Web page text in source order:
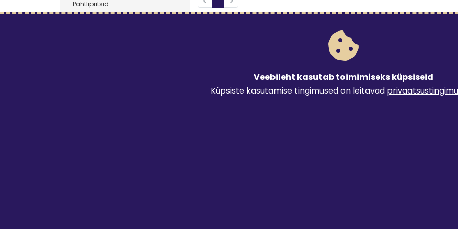
Pahtlipritsid
Torutööd
Veebileht kasutab toimimiseks küpsiseid
Küpsiste kasutamise tingimused on leitavad